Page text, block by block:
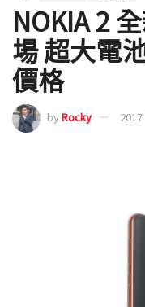
NOKIA 2
場 超大電
價格
byRocky